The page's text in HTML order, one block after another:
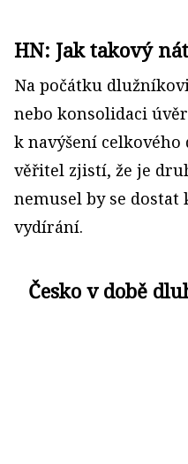
HN: Jak takový
Na počátku
nebo konsolidaci
k navýšení celkového
věřitel zjistí, že je
nemusel by se dostat
vydírání.
Česko v době